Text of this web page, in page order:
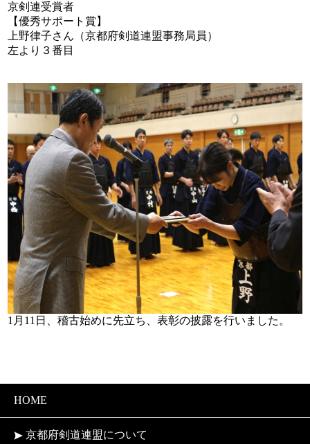
京剣連受賞者
【優秀サポート賞】
上野律子さん（京都府剣道連盟事務局員）
左より３番目
1月11日、稽古始めに先立ち、表彰の披露を行いました。
HOME
京都府剣道連盟について